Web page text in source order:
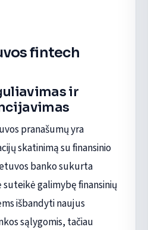
fintech
ir
pranašumų yra
skatinimą su finansinio
banko sukurta
galimybę finansinių
išbandyti naujus
sąlygomis, tačiau